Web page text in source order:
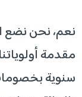
نعم، نحن نضع
مقدمة
سنوية